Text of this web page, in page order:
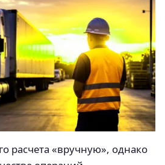
расчета «вручную», однако